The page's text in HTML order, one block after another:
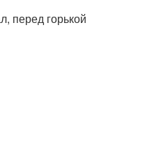
перед горькой